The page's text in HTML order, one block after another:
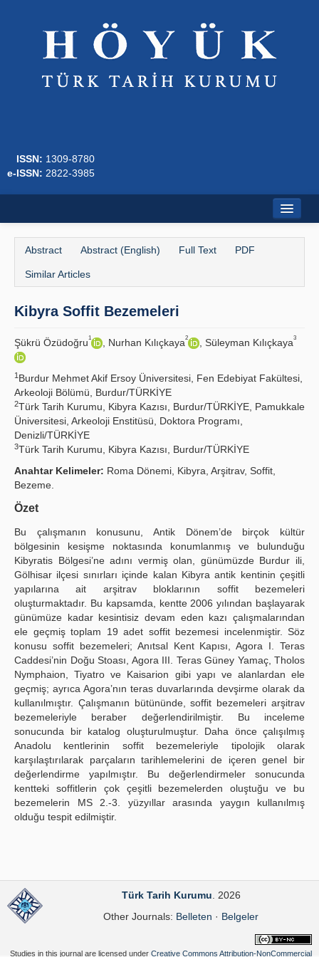
ISSN: 1309-8780
e-ISSN: 2822-3985
Journal Boards
Writing Rules
Principles
Publication Policies
Guidelines
Contact Us
Abstract Abstract (English) Full Text PDF
Similar Articles
Kibyra Soffit Bezemeleri
Şükrü Özüdoğru1 , Nurhan Kılıçkaya2 , Süleyman Kılıçkaya3
1 Burdur Mehmet Akif Ersoy Üniversitesi, Fen Edebiyat Fakültesi,
Arkeoloji Bölümü, Burdur/TÜRKİYE
2Türk Tarih Kurumu, Kibyra Kazısı, Burdur/TÜRKİYE, Pamukkale
Üniversitesi, Arkeoloji Enstitüsü, Doktora Programı,
Denizli/TÜRKİYE
3Türk Tarih Kurumu, Kibyra Kazısı, Burdur/TÜRKİYE
Anahtar Kelimeler: Roma Dönemi, Kibyra, Arşitrav, Soffit,
Bezeme.
Özet
Bu çalışmanın konusunu, Antik Dönem’de birçok kültür
bölgesinin kesişme noktasında konumlanmış ve bulunduğu
Kibyratis Bölgesi’ne adını vermiş olan, günümüzde Burdur ili,
Gölhisar ilçesi sınırları içinde kalan Kibyra antik kentinin çeşitli
yapılarına ait arşitrav bloklarının soffit bezemeleri
oluşturmaktadır. Bu kapsamda, kentte 2006 yılından başlayarak
günümüze kadar kesintisiz devam eden kazı çalışmalarından
ele geçmiş toplam 19 adet soffit bezemesi incelenmiştir. Söz
konusu soffit bezemeleri; Anıtsal Kent Kapısı, Agora I. Teras
Caddesi’nin Doğu Stoası, Agora III. Teras Güney Yamaç, Tholos
Nymphaion, Tiyatro ve Kaisarion gibi yapı ve alanlardan ele
geçmiş; ayrıca Agora’nın teras duvarlarında devşirme olarak da
kullanılmıştır. Çalışmanın bütününde, soffit bezemeleri arşitrav
bezemeleriyle beraber değerlendirilmiştir. Bu inceleme
sonucunda bir katalog oluşturulmuştur. Daha önce çalışılmış
Anadolu kentlerinin soffit bezemeleriyle tipolojik olarak
karşılaştırılarak parçaların tarihlemelerini de içeren genel bir
değerlendirme yapılmıştır. Bu değerlendirmeler sonucunda
kentteki soffitlerin çok çeşitli bezemelerden oluştuğu ve bu
bezemelerin MS 2.-3. yüzyıllar arasında yaygın kullanılmış
olduğu tespit edilmiştir.
Türk Tarih Kurumu . 2026
Other Journals: Belleten · Belgeler
Studies in this journal are licensed under Creative Commons Attribution-NonCommercial